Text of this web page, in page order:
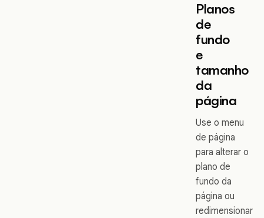
Planos
de
fundo
e
tamanho
da
página
Use o menu
de página
para alterar o
plano de
fundo da
página ou
redimensionar